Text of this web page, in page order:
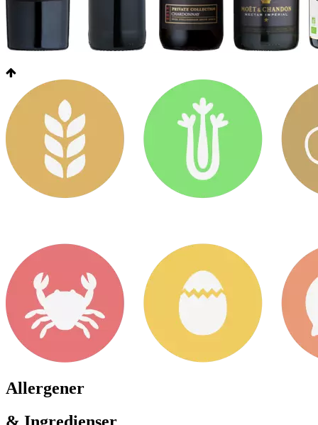
Allergener